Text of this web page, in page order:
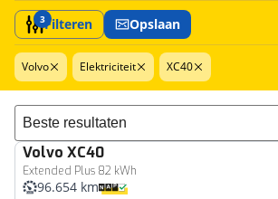
3Filteren Opslaan
Volvo Elektriciteit XC40
Sorteer resultaten
Volvo XC40
Extended Plus 82 kWh
96.654 km